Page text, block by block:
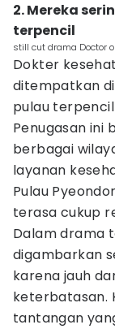
2. Mereka
terpencil
still cut drama Doctor
Dokter
ditempatkan
pulau
Penugasan ini
berbagai
layanan
Pulau
terasa cukup
Dalam drama
digambarkan
karena jauh
keterbatasan.
tantangan